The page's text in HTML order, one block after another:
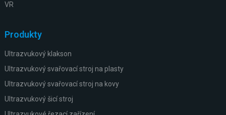
VR
Produkty
Ultrazvukový klakson
Ultrazvukový svařovací stroj na plasty
Ultrazvukový svařovací stroj na kovy
Ultrazvukový šicí stroj